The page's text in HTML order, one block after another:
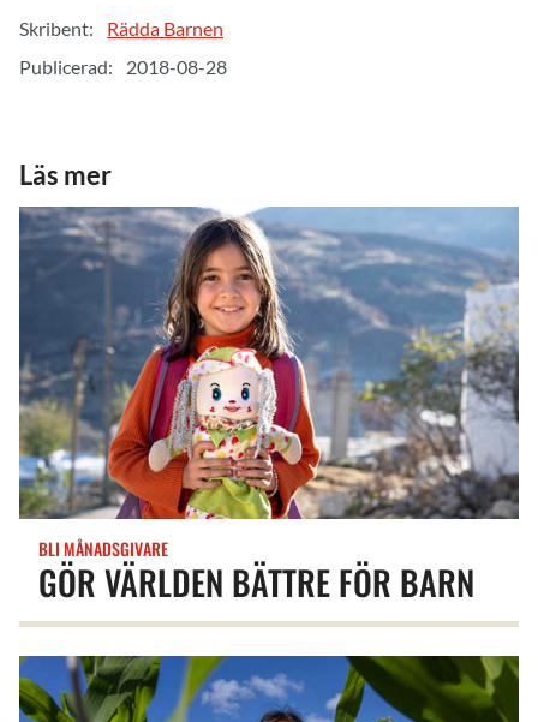
Skribent:
Rädda Barnen
Publicerad:
2018-08-28
Läs mer
GÖR VÄRLDEN BÄTTRE FÖR BARN
BLI MÅNADSGIVARE